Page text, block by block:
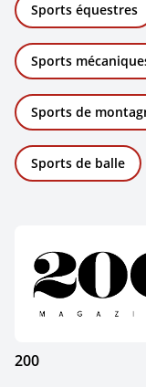
Sports équestres
Sports
Sports de
Sports de balle
200